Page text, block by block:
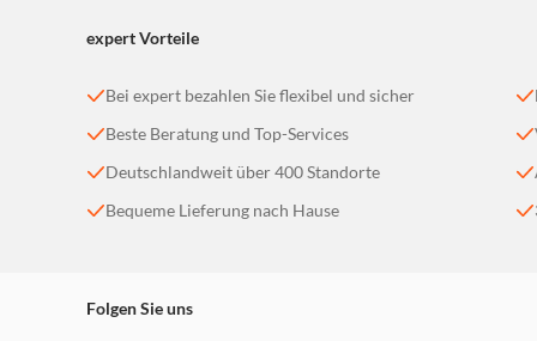
Funktion zur optimierten Basswiedergabe sorgt
seinem modernen und zeitlosen Design
Holzgehäuse verleiht AVATON eine edle Optik
klassische Elemente mit moderner Ästhetik und
entwickelt in Deutschland.
expert Vorteile
Bei expert bezahlen Sie flexibel und sicher
Beste Beratung und Top-Services
Deutschlandweit über 400 Standorte
Bequeme Lieferung nach Hause
Folgen Sie uns